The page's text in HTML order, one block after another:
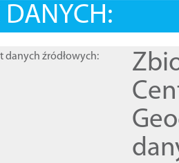
DANYCH:
danych źródłowych: